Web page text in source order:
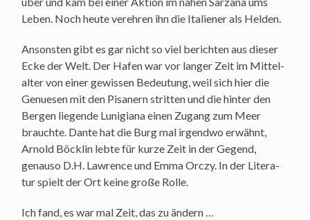
Leben. Noch heu­te ver­eh­ren ihn die Ita­lie­ner als Helden.
Ansons­ten gibt es gar nicht so viel berich­ten aus die­ser
Ecke der Welt. Der Hafen war vor lan­ger Zeit im Mit­tel­
al­ter von einer gewis­sen Bedeu­tung, weil sich hier die
Genue­sen mit den Pisanern strit­ten und die hin­ter den
Ber­gen lie­gen­de Luni­gia­na einen Zugang zum Meer
brauch­te. Dan­te hat die Burg mal irgend­wo erwähnt,
Arnold Böck­lin leb­te für kur­ze Zeit in der Gegend,
genau­so D.H. Law­rence und Emma Orc­zy. In der Lite­ra­
tur spielt der Ort kei­ne gro­ße Rolle.
Ich fand, es war mal Zeit, das zu ändern …